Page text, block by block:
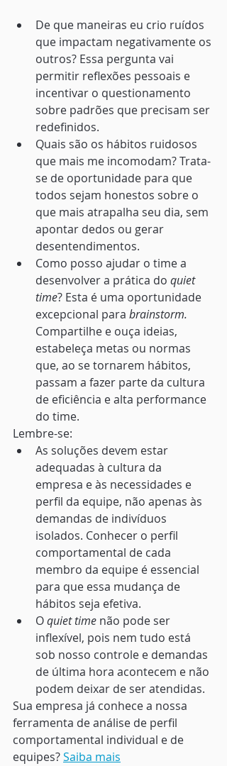
De que maneiras eu crio ruídos
que impactam negativamente os
outros? Essa pergunta vai
permitir reflexões pessoais e
incentivar o questionamento
sobre padrões que precisam ser
redefinidos.
Quais são os hábitos ruidosos
que mais me incomodam? Trata-
se de oportunidade para que
todos sejam honestos sobre o
que mais atrapalha seu dia, sem
apontar dedos ou gerar
desentendimentos.
Como posso ajudar o time a
desenvolver a prática do quiet
time? Esta é uma oportunidade
excepcional para brainstorm.
Compartilhe e ouça ideias,
estabeleça metas ou normas
que, ao se tornarem hábitos,
passam a fazer parte da cultura
de eficiência e alta performance
do time.
Lembre-se:
As soluções devem estar
adequadas à cultura da
empresa e às necessidades e
perfil da equipe, não apenas às
demandas de indivíduos
isolados. Conhecer o perfil
comportamental de cada
membro da equipe é essencial
para que essa mudança de
hábitos seja efetiva.
O quiet time não pode ser
inflexível, pois nem tudo está
sob nosso controle e demandas
de última hora acontecem e não
podem deixar de ser atendidas.
Sua empresa já conhece a nossa
ferramenta de análise de perfil
comportamental individual e de
equipes? Saiba mais